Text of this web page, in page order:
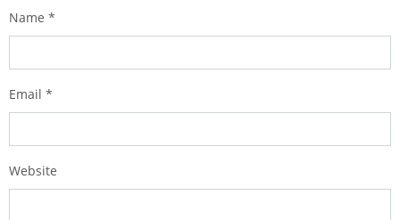
Name *
Email *
Website